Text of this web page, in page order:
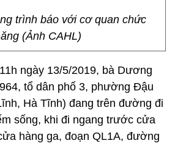
trình báo với cơ quan chức
(Ảnh CAHL)
ngày 13/5/2019, bà Dương
tổ dân phố 3, phường Đậu
Hà Tĩnh) đang trên đường đi
sống, khi đi ngang trước cửa
hàng ga, đoạn QL1A, đường